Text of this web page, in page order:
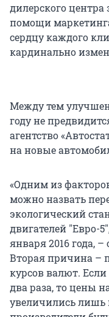
дилерского
помощи
сердцу каждого
кардинально
Между тем
году не
агентство
на новые
«Одним из
можно назвать
экологический
двигателей "Евро-
января 2016 года,
Вторая причина –
курсов валют.
два раза, то цены
увеличились лишь